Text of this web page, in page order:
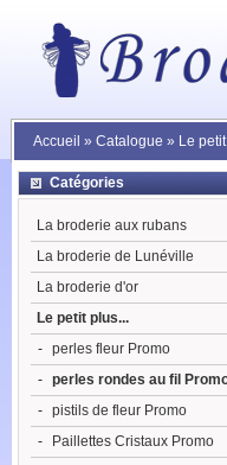
Accueil » Catalogue » Le
Catégories
La broderie aux rubans
La broderie de Lunéville
La broderie d'or
Le petit plus...
- perles fleur Promo
- perles rondes au fil
- pistils de fleur Promo
-
Paillettes Cristaux Promo